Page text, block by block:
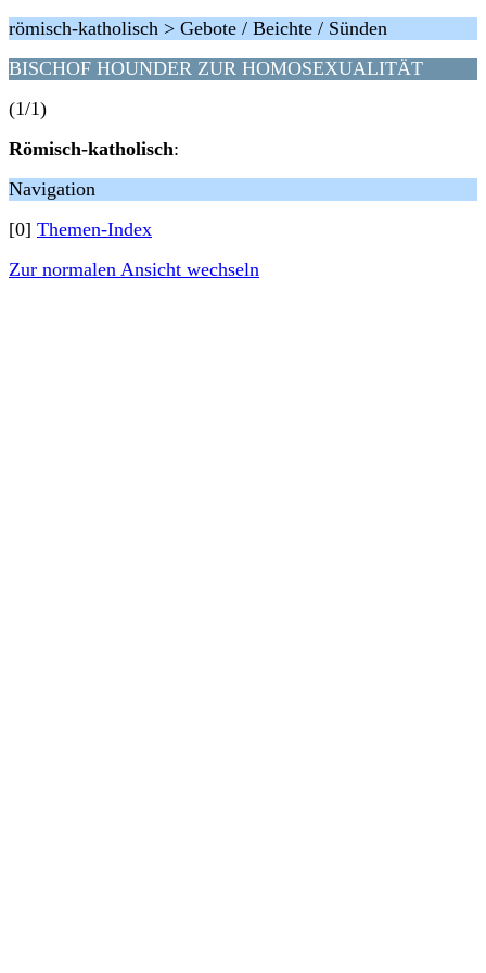
römisch-katholisch > Gebote / Beichte / Sünden
BISCHOF HOUNDER ZUR HOMOSEXUALITÄT
(1/1)
Römisch-katholisch:
Navigation
[0] Themen-Index
Zur normalen Ansicht wechseln